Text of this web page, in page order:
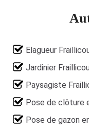
Elagueur
Jardinier
Paysagiste
Pose de clôture
Pose de gazon